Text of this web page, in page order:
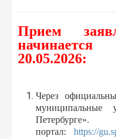
Прием
20.05.2026:
Через
портал: https://